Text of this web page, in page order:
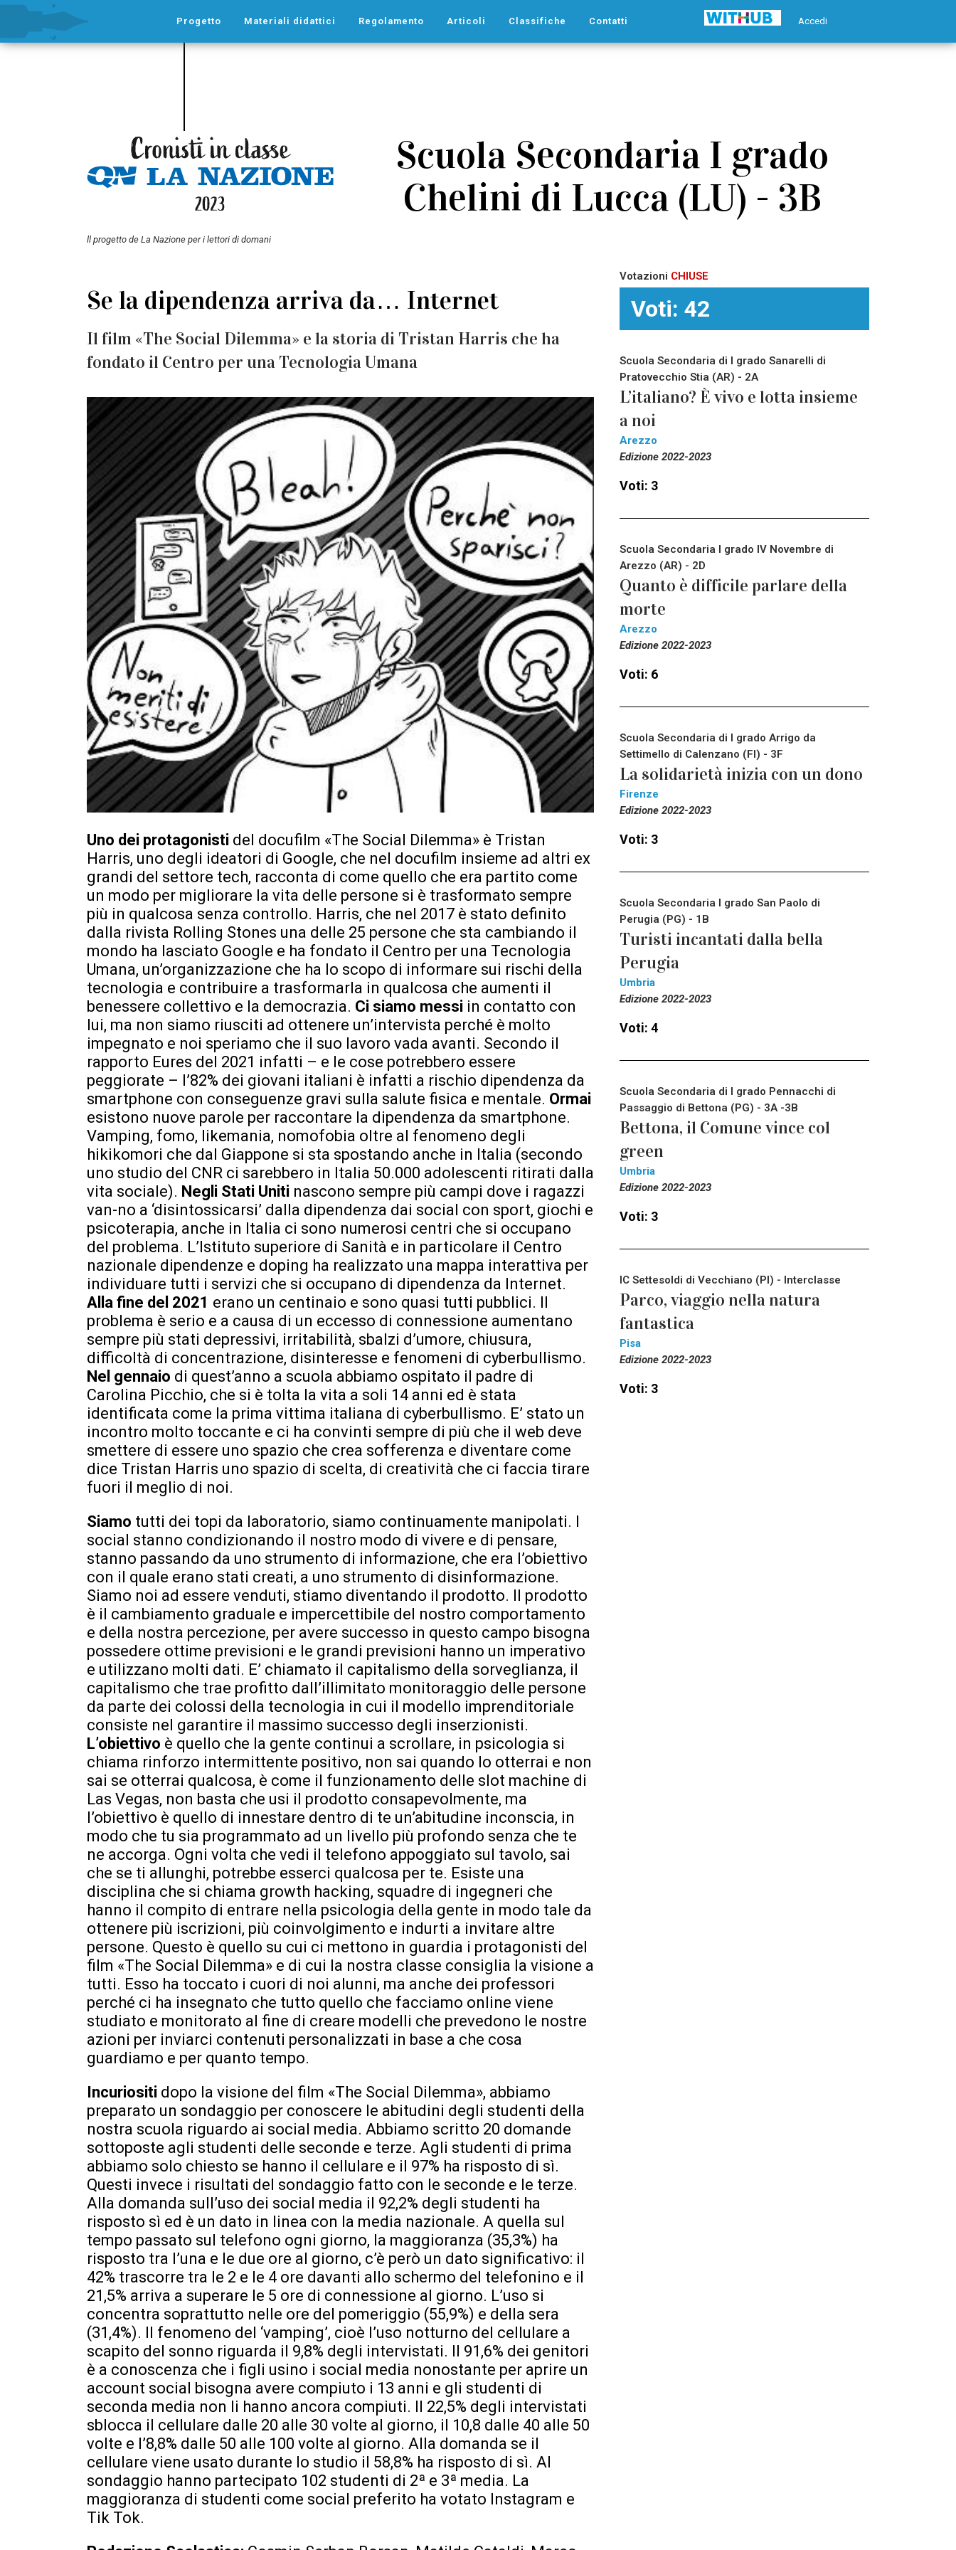
Accedi
Progetto Materiali didattici Regolamento Articoli Classifiche Contatti
ll progetto de La Nazione per i lettori di domani
Scuola Secondaria I grado
Chelini di Lucca (LU) - 3B
Se la dipendenza arriva da… Internet
Il film «The Social Dilemma» e la storia di Tristan Harris che ha
fondato il Centro per una Tecnologia Umana
Uno dei protagonisti del docufilm «The Social Dilemma» è Tristan
Harris, uno degli ideatori di Google, che nel docufilm insieme ad altri ex
grandi del settore tech, racconta di come quello che era partito come
un modo per migliorare la vita delle persone si è trasformato sempre
più in qualcosa senza controllo. Harris, che nel 2017 è stato definito
dalla rivista Rolling Stones una delle 25 persone che sta cambiando il
mondo ha lasciato Google e ha fondato il Centro per una Tecnologia
Umana, un’organizzazione che ha lo scopo di informare sui rischi della
tecnologia e contribuire a trasformarla in qualcosa che aumenti il
benessere collettivo e la democrazia. Ci siamo messi in contatto con
lui, ma non siamo riusciti ad ottenere un’intervista perché è molto
impegnato e noi speriamo che il suo lavoro vada avanti. Secondo il
rapporto Eures del 2021 infatti – e le cose potrebbero essere
peggiorate – l’82% dei giovani italiani è infatti a rischio dipendenza da
smartphone con conseguenze gravi sulla salute fisica e mentale. Ormai
esistono nuove parole per raccontare la dipendenza da smartphone.
Vamping, fomo, likemania, nomofobia oltre al fenomeno degli
hikikomori che dal Giappone si sta spostando anche in Italia (secondo
uno studio del CNR ci sarebbero in Italia 50.000 adolescenti ritirati dalla
vita sociale). Negli Stati Uniti nascono sempre più campi dove i ragazzi
van-no a ‘disintossicarsi’ dalla dipendenza dai social con sport, giochi e
psicoterapia, anche in Italia ci sono numerosi centri che si occupano
del problema. L’Istituto superiore di Sanità e in particolare il Centro
nazionale dipendenze e doping ha realizzato una mappa interattiva per
individuare tutti i servizi che si occupano di dipendenza da Internet.
Alla fine del 2021 erano un centinaio e sono quasi tutti pubblici. Il
problema è serio e a causa di un eccesso di connessione aumentano
sempre più stati depressivi, irritabilità, sbalzi d’umore, chiusura,
difficoltà di concentrazione, disinteresse e fenomeni di cyberbullismo.
Nel gennaio di quest’anno a scuola abbiamo ospitato il padre di
Carolina Picchio, che si è tolta la vita a soli 14 anni ed è stata
identificata come la prima vittima italiana di cyberbullismo. E’ stato un
incontro molto toccante e ci ha convinti sempre di più che il web deve
smettere di essere uno spazio che crea sofferenza e diventare come
dice Tristan Harris uno spazio di scelta, di creatività che ci faccia tirare
fuori il meglio di noi.
Siamo tutti dei topi da laboratorio, siamo continuamente manipolati. I
social stanno condizionando il nostro modo di vivere e di pensare,
stanno passando da uno strumento di informazione, che era l’obiettivo
con il quale erano stati creati, a uno strumento di disinformazione.
Siamo noi ad essere venduti, stiamo diventando il prodotto. Il prodotto
è il cambiamento graduale e impercettibile del nostro comportamento
e della nostra percezione, per avere successo in questo campo bisogna
possedere ottime previsioni e le grandi previsioni hanno un imperativo
e utilizzano molti dati. E’ chiamato il capitalismo della sorveglianza, il
capitalismo che trae profitto dall’illimitato monitoraggio delle persone
da parte dei colossi della tecnologia in cui il modello imprenditoriale
consiste nel garantire il massimo successo degli inserzionisti.
L’obiettivo è quello che la gente continui a scrollare, in psicologia si
chiama rinforzo intermittente positivo, non sai quando lo otterrai e non
sai se otterrai qualcosa, è come il funzionamento delle slot machine di
Las Vegas, non basta che usi il prodotto consapevolmente, ma
l’obiettivo è quello di innestare dentro di te un’abitudine inconscia, in
modo che tu sia programmato ad un livello più profondo senza che te
ne accorga. Ogni volta che vedi il telefono appoggiato sul tavolo, sai
che se ti allunghi, potrebbe esserci qualcosa per te. Esiste una
disciplina che si chiama growth hacking, squadre di ingegneri che
hanno il compito di entrare nella psicologia della gente in modo tale da
ottenere più iscrizioni, più coinvolgimento e indurti a invitare altre
persone. Questo è quello su cui ci mettono in guardia i protagonisti del
film «The Social Dilemma» e di cui la nostra classe consiglia la visione a
tutti. Esso ha toccato i cuori di noi alunni, ma anche dei professori
perché ci ha insegnato che tutto quello che facciamo online viene
studiato e monitorato al fine di creare modelli che prevedono le nostre
azioni per inviarci contenuti personalizzati in base a che cosa
guardiamo e per quanto tempo.
Incuriositi dopo la visione del film «The Social Dilemma», abbiamo
preparato un sondaggio per conoscere le abitudini degli studenti della
nostra scuola riguardo ai social media. Abbiamo scritto 20 domande
sottoposte agli studenti delle seconde e terze. Agli studenti di prima
abbiamo solo chiesto se hanno il cellulare e il 97% ha risposto di sì.
Questi invece i risultati del sondaggio fatto con le seconde e le terze.
Alla domanda sull’uso dei social media il 92,2% degli studenti ha
risposto sì ed è un dato in linea con la media nazionale. A quella sul
tempo passato sul telefono ogni giorno, la maggioranza (35,3%) ha
risposto tra l’una e le due ore al giorno, c’è però un dato significativo: il
42% trascorre tra le 2 e le 4 ore davanti allo schermo del telefonino e il
21,5% arriva a superare le 5 ore di connessione al giorno. L’uso si
concentra soprattutto nelle ore del pomeriggio (55,9%) e della sera
(31,4%). Il fenomeno del ‘vamping’, cioè l’uso notturno del cellulare a
scapito del sonno riguarda il 9,8% degli intervistati. Il 91,6% dei genitori
è a conoscenza che i figli usino i social media nonostante per aprire un
account social bisogna avere compiuto i 13 anni e gli studenti di
seconda media non li hanno ancora compiuti. Il 22,5% degli intervistati
sblocca il cellulare dalle 20 alle 30 volte al giorno, il 10,8 dalle 40 alle 50
volte e l’8,8% dalle 50 alle 100 volte al giorno. Alla domanda se il
cellulare viene usato durante lo studio il 58,8% ha risposto di sì. Al
sondaggio hanno partecipato 102 studenti di 2ª e 3ª media. La
maggioranza di studenti come social preferito ha votato Instagram e
Tik Tok.
Votazioni CHIUSE
Voti: 42
Scuola Secondaria di I grado Sanarelli di
Pratovecchio Stia (AR) - 2A
L’italiano? È vivo e lotta insieme
a noi
Arezzo
Edizione 2022-2023
Voti: 3
Scuola Secondaria I grado IV Novembre di
Arezzo (AR) - 2D
Quanto è difficile parlare della
morte
Arezzo
Edizione 2022-2023
Voti: 6
Scuola Secondaria di I grado Arrigo da
Settimello di Calenzano (FI) - 3F
La solidarietà inizia con un dono
Firenze
Edizione 2022-2023
Voti: 3
Scuola Secondaria I grado San Paolo di
Perugia (PG) - 1B
Turisti incantati dalla bella
Perugia
Umbria
Edizione 2022-2023
Voti: 4
Scuola Secondaria di I grado Pennacchi di
Passaggio di Bettona (PG) - 3A -3B
Bettona, il Comune vince col
green
Umbria
Edizione 2022-2023
Voti: 3
IC Settesoldi di Vecchiano (PI) - Interclasse
Parco, viaggio nella natura
fantastica
Pisa
Edizione 2022-2023
Voti: 3